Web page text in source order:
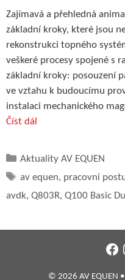
Zajímavá a přehledná
základní kroky, které jsou
rekonstrukci topného
veškeré procesy spojené s
základní kroky: posouzení
ve vztahu k budoucímu
instalaci mechanického
Číst dál
Rubriky
Aktuality AV EQUEN
Štítky
av equen, pracovni
avdk, Q803R, Q100 Basic
© 2026 AV EQUEN